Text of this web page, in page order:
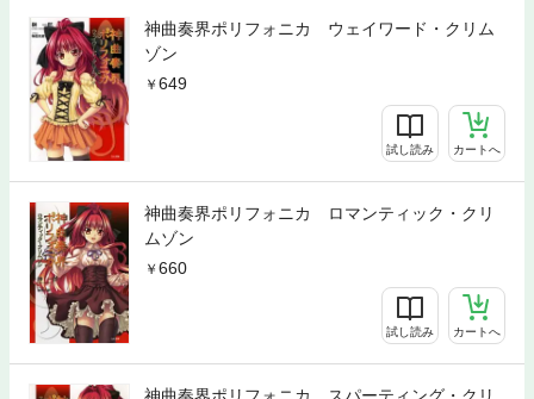
神曲奏界ポリフォニカ ウェイワード・クリム
ゾン
649
試し読み カートへ
神曲奏界ポリフォニカ ロマンティック・クリ
ムゾン
660
試し読み カートへ
神曲奏界ポリフォニカ スパーティング・クリ